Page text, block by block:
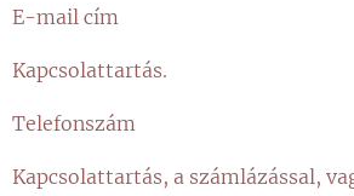
E-mail cím
Kapcsolattartás.
Telefonszám
Kapcsolattartás, a számlázással,